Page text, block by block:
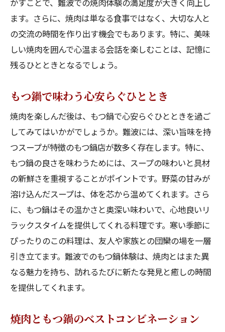
難波で楽しむ焼肉の極上の味わい
焼肉の香ばしさと共に過ごす贅沢な時間
難波の焼肉店で味わう食の芸術
五感で楽しむ難波の焼肉ディナー
もつ鍋の深い旨味を堪能難波での贅沢な体験
もつ鍋の旨味が引き立つ調理法
難波で味わうもつ鍋の歴史と文化
こだわりのスープがもつ鍋の鍵
もつ鍋の具材がもたらす美味しさの秘密
食通が選ぶ難波のもつ鍋の名店
もつ鍋で心も身体も温まる冬の楽しみ方
難波で焼肉とともに味わう美食の可能性
焼肉と合わせたい難波の絶品サイドメニュ
ー
焼肉の新たな可能性を引き出す食べ方
焼肉と相性抜群の難波の地酒を知る
かすことで、難波での焼肉体験の満足度が大きく向上し
ます。さらに、焼肉は単なる食事ではなく、大切な人と
の交流の時間を作り出す機会でもあります。特に、美味
しい焼肉を囲んで心温まる会話を楽しむことは、記憶に
残るひとときとなるでしょう。
もつ鍋で味わう心安らぐひととき
焼肉を楽しんだ後は、もつ鍋で心安らぐひとときを過ご
してみてはいかがでしょうか。難波には、深い旨味を持
つスープが特徴のもつ鍋店が数多く存在します。特に、
もつ鍋の良さを味わうためには、スープの味わいと具材
の新鮮さを重視することがポイントです。野菜の甘みが
溶け込んだスープは、体を芯から温めてくれます。さら
に、もつ鍋はその温かさと奥深い味わいで、心地良いリ
ラックスタイムを提供してくれる料理です。寒い季節に
ぴったりのこの料理は、友人や家族との団欒の場を一層
引き立てます。難波でのもつ鍋体験は、焼肉とはまた異
なる魅力を持ち、訪れるたびに新たな発見と癒しの時間
を提供してくれます。
焼肉ともつ鍋のベストコンビネーション